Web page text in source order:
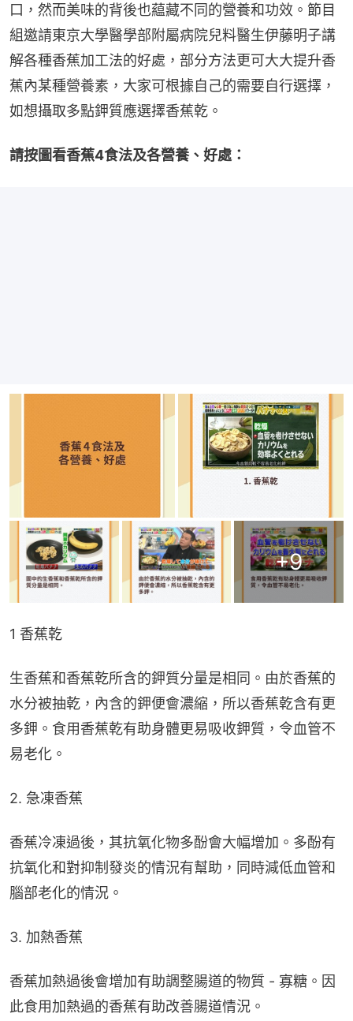
口，然而美味的背後也藴藏不同的營養和功效。節目
組邀請東京大學醫學部附屬病院兒料醫生伊藤明子講
解各種香蕉加工法的好處，部分方法更可大大提升香
蕉內某種營養素，大家可根據自己的需要自行選擇，
如想攝取多點鉀質應選擇香蕉乾。
請按圖看香蕉4食法及各營養、好處：
+9
1 香蕉乾
生香蕉和香蕉乾所含的鉀質分量是相同。由於香蕉的
水分被抽乾，內含的鉀便會濃縮，所以香蕉乾含有更
多鉀。食用香蕉乾有助身體更易吸收鉀質，令血管不
易老化。
2. 急凍香蕉
香蕉冷凍過後，其抗氧化物多酚會大幅增加。多酚有
抗氧化和對抑制發炎的情況有幫助，同時減低血管和
腦部老化的情況。
3. 加熱香蕉
香蕉加熱過後會增加有助調整腸道的物質 - 寡糖。因
此食用加熱過的香蕉有助改善腸道情況。